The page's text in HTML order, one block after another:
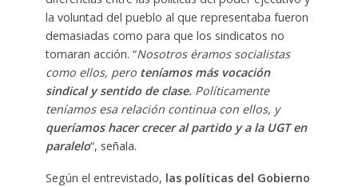
la voluntad del pueblo al que representaba fueron
demasiadas como para que los sindicatos no
tomaran acción. “Nosotros éramos socialistas
como ellos, pero teníamos más vocación
sindical y sentido de clase.Políticamente
teníamos esa relación continua con ellos, y
queríamos hacer crecer al partido y a la UGT en
paralelo“, señala.
Según el entrevistado, las políticas del Gobierno